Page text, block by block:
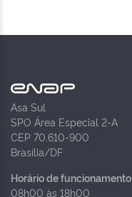
Asa Sul
SPO Área Especial 2-A
CEP 70.610-900
Brasília/DF
Horário de funcionamento
08h00 às 18h00